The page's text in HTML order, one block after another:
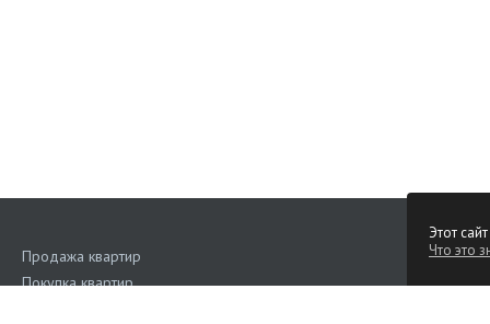
Продажа квартир
Покупка квартир
Этот
Что это